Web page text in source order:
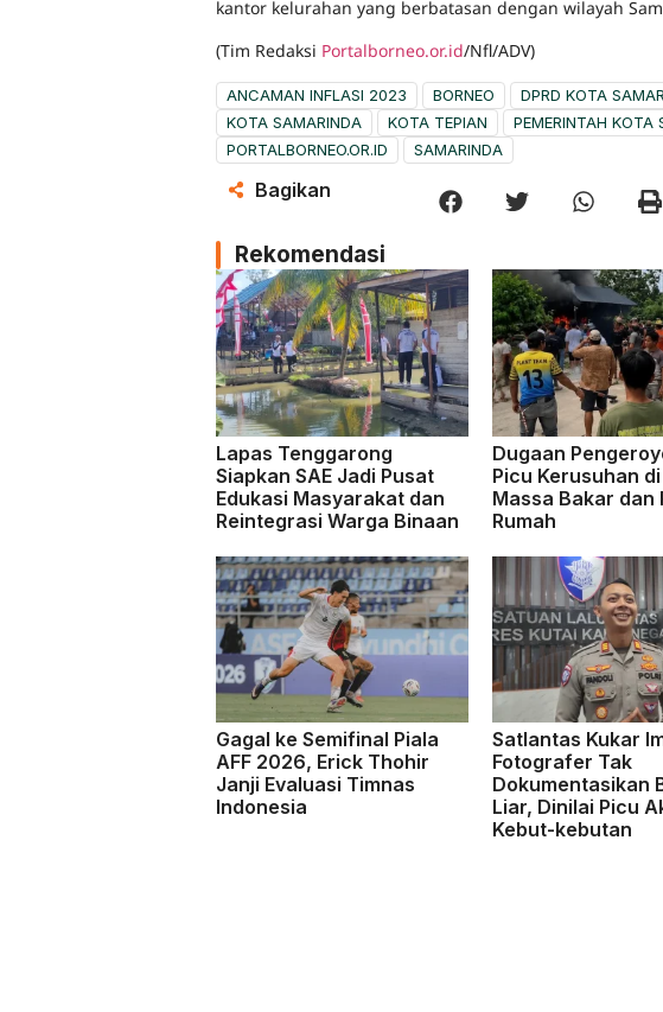
kantor kelurahan yang berbatasan dengan wilayah
(Tim Redaksi Portalborneo.or.id/Nfl/ADV)
ANCAMAN INFLASI 2023 BORNEO DPRD KOTA
KOTA SAMARINDA
KOTA TEPIAN PEMERINTAH KOTA
PORTALBORNEO.OR.ID
SAMARINDA
Bagikan
Rekomendasi
Lapas Tenggarong
Siapkan SAE Jadi Pusat
Edukasi Masyarakat dan
Reintegrasi Warga Binaan
Dugaan
Picu Kerusuhan
Massa Bakar dan
Rumah
Gagal ke Semifinal Piala
AFF 2026, Erick Thohir
Janji Evaluasi Timnas
Indonesia
Satlantas Kukar
Fotografer Tak
Dokumentasikan
Liar, Dinilai Picu
Kebut-kebutan